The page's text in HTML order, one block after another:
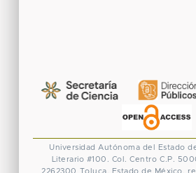
Universidad Autónoma del Estado
Literario #100. Col. Centro C.P.